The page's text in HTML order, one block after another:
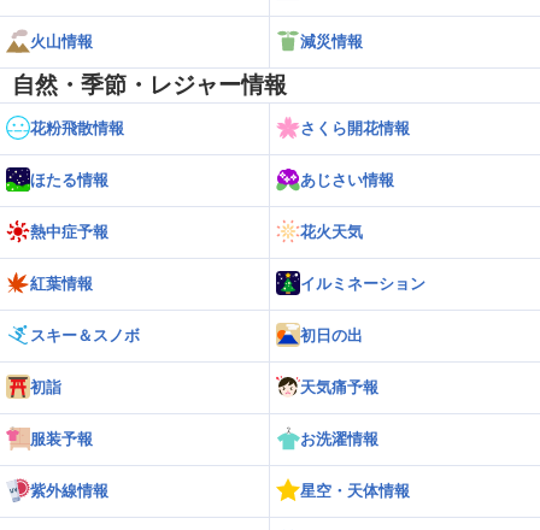
火山情報 減災情報
自然・季節・レジャー情報
花粉飛散情報 さくら開花情報
ほたる情報 あじさい情報
熱中症予報 花火天気
紅葉情報 イルミネーション
スキー＆スノボ 初日の出
初詣 天気痛予報
服装予報 お洗濯情報
紫外線情報 星空・天体情報